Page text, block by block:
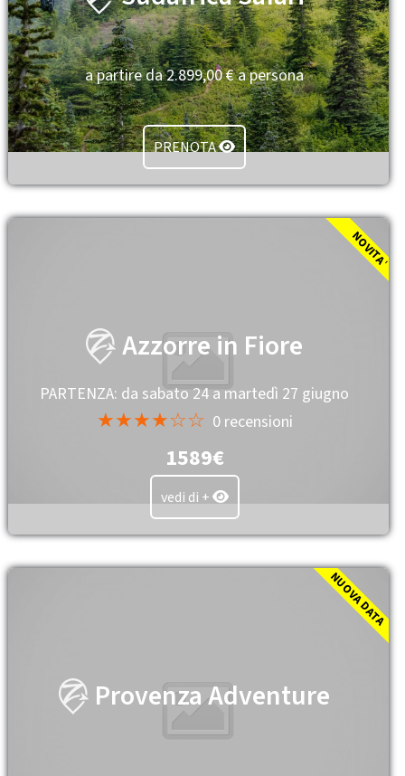
a partire da 2.899,00 € a persona
PRENOTA
NOVITA
'
Azzorre in Fiore
PARTENZA: da sabato 24 a martedì 27 giugno
★★★★☆☆ 0 recensioni
vedi di +
1589€
NUOVA DATA
Provenza Adventure